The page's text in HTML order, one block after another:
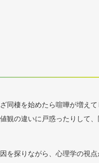
同棲を始めたら喧嘩が増えて
観の違いに戸惑ったりして、
を探りながら、心理学の視